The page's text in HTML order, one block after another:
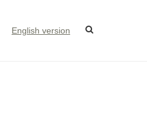
English version